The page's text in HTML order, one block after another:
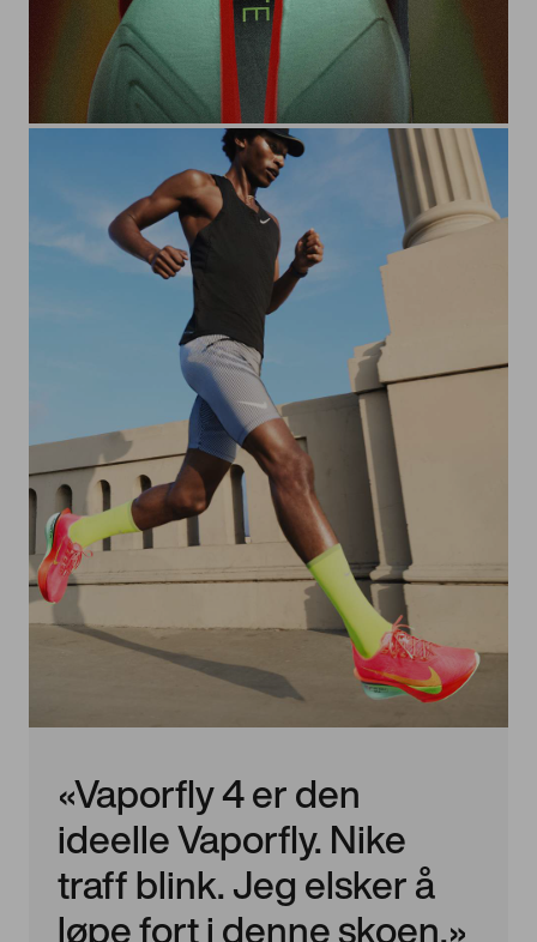
«Vaporfly 4 er den
ideelle Vaporfly. Nike
traff blink. Jeg elsker å
løpe fort i denne skoen.»